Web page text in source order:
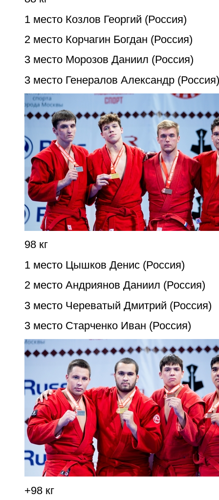
1 место Козлов Георгий (Россия)
2 место Корчагин Богдан (Россия)
3 место Морозов Даниил (Россия)
3 место Генералов Александр (Россия)
98 кг
1 место Цышков Денис (Россия)
2 место Андриянов Даниил (Россия)
3 место Череватый Дмитрий (Россия)
3 место Старченко Иван (Россия)
+98 кг